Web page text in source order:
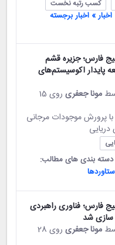
کسب رتبه نخست
اخبار » اخبار برجسته
فارس؛ جزیره قشم
پایدار اکوسیستم‌های
مونا جعفری
روی 15
پرورش موجودات مرجانی
دسته بندی های مطالب:
فارس؛ فناوری راهبردی
‌سازی شد
مونا جعفری
روی 28